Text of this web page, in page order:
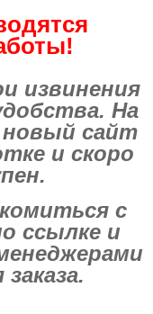
извинения
На
сайт
и скоро
с
ссылке и